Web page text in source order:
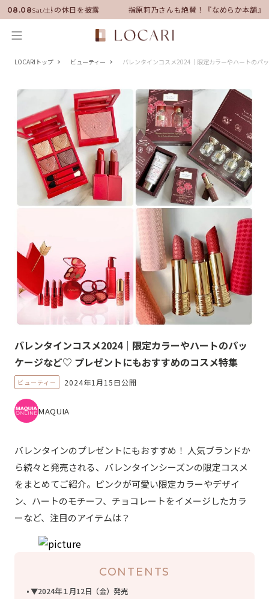
08.08Sat/土
任！いい男の休日を披露 指原莉乃さんも絶賛！『なめらか本舗』
LOCARIトップ ビューティー バレンタインコスメ2024｜限定カラーやハートのパ
バレンタインコスメ2024｜限定カラーやハートのパッ
ケージなど♡ プレゼントにもおすすめのコスメ特集
ビューティー 2024年1月15日公開
MAQUIA
バレンタインのプレゼントにもおすすめ！ 人気ブランドか
ら続々と発売される、バレンタインシーズンの限定コスメ
をまとめてご紹介。ピンクが可愛い限定カラーやデザイ
ン、ハートのモチーフ、チョコレートをイメージしたカラ
ーなど、注目のアイテムは？
CONTENTS
▼2024年１月12日（金）発売